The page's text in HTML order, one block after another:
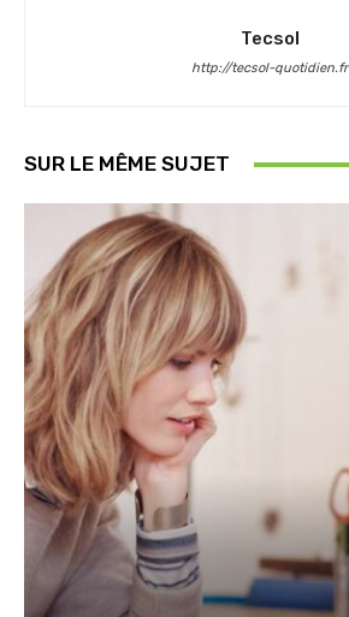
Tecsol
http://tecsol-quotidien.fr
SUR LE MÊME SUJET